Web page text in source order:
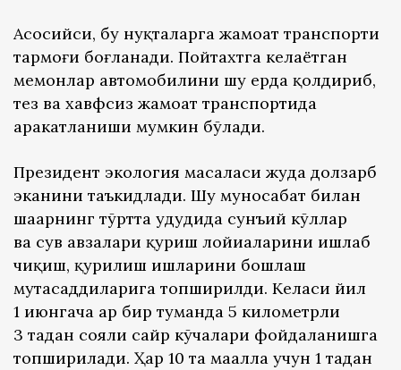
Асосийси, бу нуқталарга жамоат транспорти
тармоғи боғланади. Пойтахтга келаётган
меҳмонлар автомобилини шу ерда қолдириб,
тез ва хавфсиз жамоат транспортида
ҳаракатланиши мумкин бўлади.
Президент экология масаласи жуда долзарб
эканини таъкидлади. Шу муносабат билан
шаҳарнинг тўртта ҳудудида сунъий кўллар
ва сув ҳавзалари қуриш лойиҳаларини ишлаб
чиқиш, қурилиш ишларини бошлаш
мутасаддиларига топширилди. Келаси йил
1 июнгача ҳар бир туманда 5 километрли
3 тадан сояли сайр кўчалари фойдаланишга
топширилади. Ҳар 10 та маҳалла учун 1 тадан